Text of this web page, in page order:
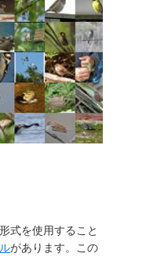
形式を使用すること
があります。この